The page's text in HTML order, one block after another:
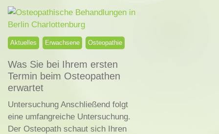
Aktuelles Erwachsene Osteopathie
Was Sie bei Ihrem ersten
Termin beim Osteopathen
erwartet
Untersuchung Anschließend folgt
eine umfangreiche Untersuchung.
Der Osteopath schaut sich Ihren